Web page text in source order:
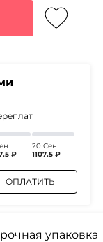
₽
20 Сен
1107.5 ₽
ОПЛАТИТЬ
упаковка